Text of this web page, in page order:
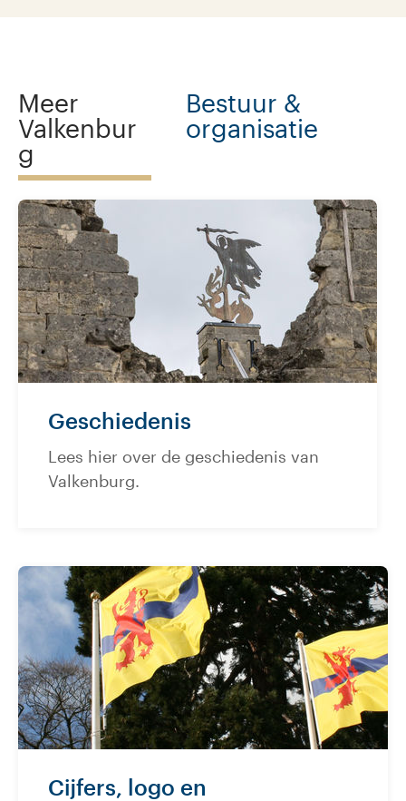
Meer
Valkenbur
g
Bestuur &
organisatie
Geschiedenis
Lees hier over de geschiedenis van
Valkenburg.
Cijfers, logo en